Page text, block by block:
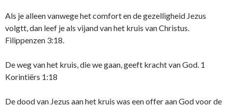
Als je alleen vanwege het comfort en de gezelligheid Jezus
volgtt, dan leef je als vijand van het kruis van Christus.
Filippenzen 3:18.
De weg van het kruis, die we gaan, geeft kracht van God. 1
Korintiërs 1:18
De dood van Jezus aan het kruis was een offer aan God voor de